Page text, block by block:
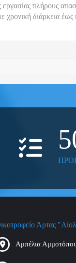
πλήρους
χρονική διάρκεια έως
Άρτας
Αμπέλια